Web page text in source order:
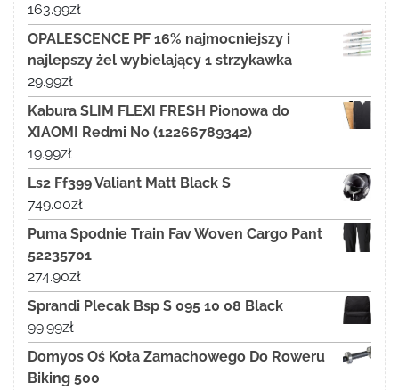
163.99zł
OPALESCENCE PF 16% najmocniejszy i
najlepszy żel wybielający 1 strzykawka
29.99zł
Kabura SLIM FLEXI FRESH Pionowa do
XIAOMI Redmi No (12266789342)
19.99zł
Ls2 Ff399 Valiant Matt Black S
749.00zł
Puma Spodnie Train Fav Woven Cargo Pant
52235701
274.90zł
Sprandi Plecak Bsp S 095 10 08 Black
99.99zł
Domyos Oś Koła Zamachowego Do Roweru
Biking 500